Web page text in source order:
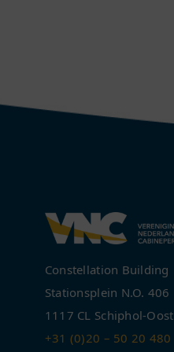
Constellation Building
Stationsplein N.O. 406
1117 CL Schiphol-Oost
+31 (0)20 – 50 20 480